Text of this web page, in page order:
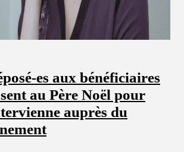
es aux bénéficiaires
au Père Noël pour
auprès du